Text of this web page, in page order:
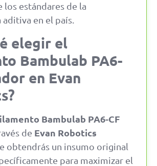
los estándares de la
en el país.
elegir el
Bambulab PA6-
en Evan
Bambulab PA6-CF
de Evan Robotics
obtendrás un insumo original
para maximizar el